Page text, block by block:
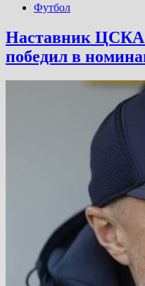
Футбол
Наставник ЦСКА
победил в